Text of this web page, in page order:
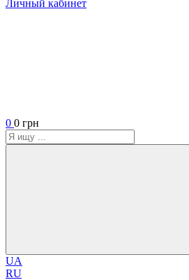
Личный кабинет
0 0 грн
UA
RU